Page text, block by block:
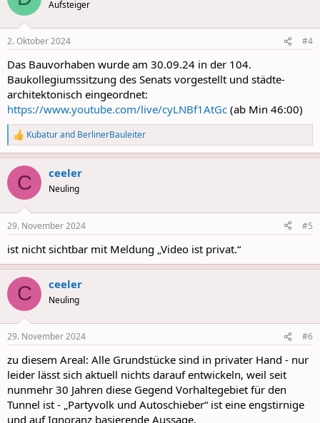
i
s
Aufsteiger
2. Oktober 2024 #4
Das Bauvorhaben wurde am 30.09.24 in der 104.
Baukollegiumssitzung des Senats vorgestellt und städte-
architektonisch eingeordnet:
https://www.youtube.com/live/cyLNBf1AtGc (ab Min 46:00)
R
e
a
c
i
s
Kubaturand BerlinerBauleiter
C ceeler
Neuling
29. November 2024 #5
ist nicht sichtbar mit Meldung „Video ist privat.“
C ceeler
Neuling
29. November 2024 #6
zu diesem Areal: Alle Grundstücke sind in privater Hand - nur
leider lässt sich aktuell nichts darauf entwickeln, weil seit
nunmehr 30 Jahren diese Gegend Vorhaltegebiet für den
Tunnel ist - „Partyvolk und Autoschieber“ ist eine engstirnige
und auf Ignoranz basierende Aussage.